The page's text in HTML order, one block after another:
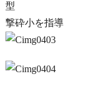
型
撃砕小を指導